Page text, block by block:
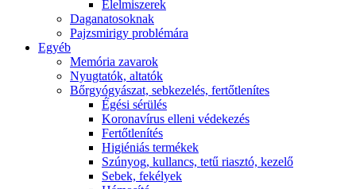
É́lelmiszerek
Daganatosoknak
Pajzsmirigy problémára
Egyéb
Memória zavarok
Nyugtatók, altatók
Bőrgyógyászat, sebkezelés, fertőtlenítes
É́gési sérülés
Koronavírus elleni védekezés
Fertőtlenítés
Higiéniás termékek
Szúnyog, kullancs, tetű riasztó, kezelő
Sebek, fekélyek